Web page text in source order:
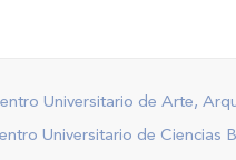
Universitario de Arte,
Universitario de Ciencias